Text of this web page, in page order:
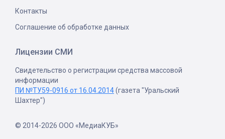
Контакты
Соглашение об обработке данных
Лицензии СМИ
Свидетельство о регистрации средства массовой
информации
ПИ №ТУ59-0916 от 16.04.2014(газета "Уральский
Шахтер")
© 2014-2026 ООО «МедиаКУБ»